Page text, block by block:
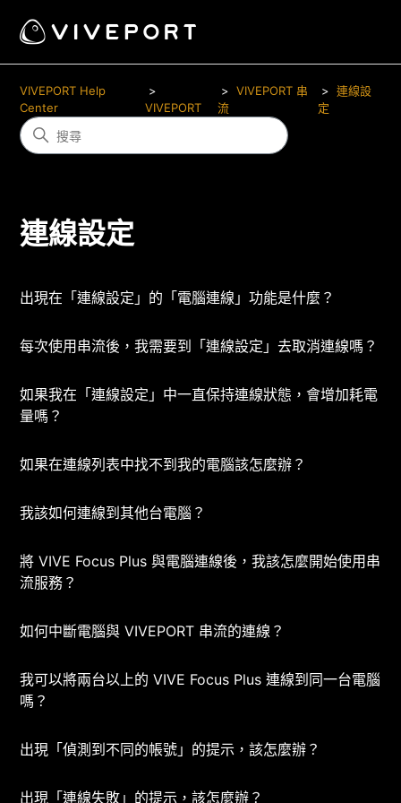
VIVEPORT Help
Center
VIVEPORT
VIVEPORT 串
流
連線設
定
連線設定
出現在「連線設定」的「電腦連線」功能是什麼？
每次使用串流後，我需要到「連線設定」去取消連線嗎？
如果我在「連線設定」中一直保持連線狀態，會增加耗電
量嗎？
如果在連線列表中找不到我的電腦該怎麼辦？
我該如何連線到其他台電腦？
將 VIVE Focus Plus 與電腦連線後，我該怎麼開始使用串
流服務？
如何中斷電腦與 VIVEPORT 串流的連線？
我可以將兩台以上的 VIVE Focus Plus 連線到同一台電腦
嗎？
出現「偵測到不同的帳號」的提示，該怎麼辦？
出現「連線失敗」的提示，該怎麼辦？